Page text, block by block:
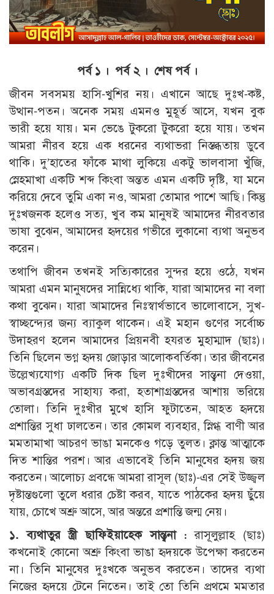
পর্ব ১ । পর্ব ২ । শেষ পর্ব ।
জীবন সবসময় হাসি-খুশির নয়। এখানে আছে দুঃখ-কষ্ট,
উত্থান-পতন। অনেক সময় এমনও মুহূর্ত আসে, যখন বুক
ভারী হয়ে যায়। মন ভেঙে টুকরো টুকরো হয়ে যায়। তখন
আমরা নীরব হয়ে এক ধরনের ব্যথাভরা নিস্তব্ধতায় ডুবে
থাকি। দু’হাতের ফাঁকে মাথা লুকিয়ে একটু ভালবাসা খুঁজি,
স্নেহমাখা একটি শব্দ কিংবা অন্তত এমন একটি দৃষ্টি, যা মনে
করিয়ে দেবে তুমি একা নও, আমরা তোমার পাশে আছি। কিন্তু
দুঃখজনক হলেও সত্য, খুব কম মানুষই আমাদের নীরবতার
ভাষা বুঝেন, আমাদের হৃদয়ের গভীরে লুকানো ব্যথা অনুভব
করেন।
তথাপি জীবন তখনই সত্যিকারের সুন্দর হয়ে ওঠে, যখন
আমরা এমন মানুষদের সান্নিধ্যে থাকি, যারা আমাদের না বলা
কথা বুঝেন। যারা আমাদের নিঃস্বার্থভাবে ভালোবাসে, সুখ-
স্বাচ্ছন্দ্যের জন্য ব্যাকুল থাকেন। এই মহান গুণের সর্বোচ্চ
উদাহরণ হলেন আমাদের প্রিয়নবী হযরত মুহাম্মাদ (ছাঃ)।
তিনি ছিলেন ভগ্ন হৃদয় জোড়ার আলোকবর্তিকা। তার জীবনের
উল্লেখ্যযোগ্য একটি দিক ছিল দুঃখীদের সান্ত্বনা দেওয়া,
অভাবগ্রস্তদের সাহায্য করা, হতাশাগ্রস্তদের আশায় ভরিয়ে
তোলা। তিনি দুঃখীর মুখে হাসি ফুটাতেন, আহত হৃদয়ে
প্রশান্তির সুধা ঢালতেন। তার কোমল ব্যবহার, স্নিগ্ধ বাণী আর
মমতামাখা আচরণ ভাঙা মনকেও গড়ে তুলত। ক্লান্ত আত্মাকে
দিত শান্তির পরশ। আর এভাবেই তিনি মানুষের হৃদয় জয়
করতেন। আলোচ্য প্রবন্ধে আমরা রাসূল (ছাঃ)-এর সেই উজ্জ্বল
দৃষ্টান্তগুলো তুলে ধরার চেষ্টা করব, যাতে পাঠকের হৃদয় ছুঁয়ে
যায়, চোখে অশ্রু আসে, আর অন্তরে প্রশান্তি জন্ম নেয়।
১. ব্যথাতুর স্ত্রীছাফিইয়াহ্কে সান্ত্বনা :রাসূলুল্লাহ (ছাঃ)
কখনোই কোনো অশ্রু কিংবা ভাঙা হৃদয়কে উপেক্ষা করতেন
না। তিনি মানুষের দুঃখকে অনুভব করতেন। তাদের ব্যথা
নিজের হৃদয়ে টেনে নিতেন। তাই তো তিনি প্রথমে মমতার